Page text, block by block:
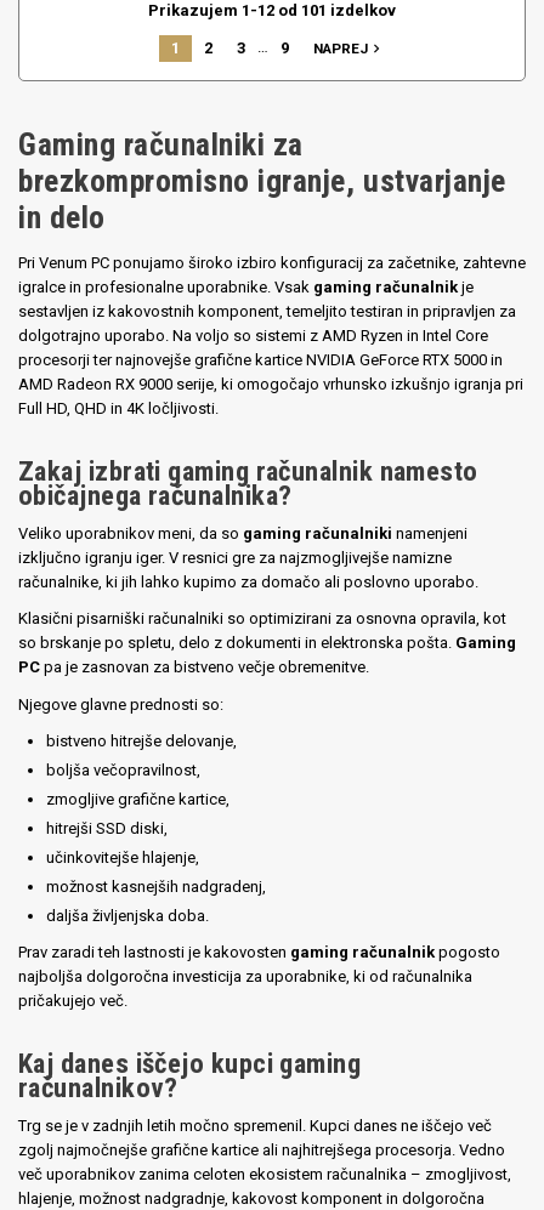
Prikazujem 1-12 od 101 izdelkov
1 2 3 … 9 NAPREJ navigate_next
Gaming računalniki za
brezkompromisno igranje, ustvarjanje
in delo
Pri Venum PC ponujamo široko izbiro konfiguracij za začetnike, zahtevne
igralce in profesionalne uporabnike. Vsak gaming računalnik je
sestavljen iz kakovostnih komponent, temeljito testiran in pripravljen za
dolgotrajno uporabo. Na voljo so sistemi z AMD Ryzen in Intel Core
procesorji ter najnovejše grafične kartice NVIDIA GeForce RTX 5000 in
AMD Radeon RX 9000 serije, ki omogočajo vrhunsko izkušnjo igranja pri
Full HD, QHD in 4K ločljivosti.
Zakaj izbrati gaming računalnik namesto
običajnega računalnika?
Veliko uporabnikov meni, da so gaming računalniki namenjeni
izključno igranju iger. V resnici gre za najzmogljivejše namizne
računalnike, ki jih lahko kupimo za domačo ali poslovno uporabo.
Klasični pisarniški računalniki so optimizirani za osnovna opravila, kot
so brskanje po spletu, delo z dokumenti in elektronska pošta. Gaming
PC pa je zasnovan za bistveno večje obremenitve.
Njegove glavne prednosti so:
bistveno hitrejše delovanje,
boljša večopravilnost,
zmogljive grafične kartice,
hitrejši SSD diski,
učinkovitejše hlajenje,
možnost kasnejših nadgradenj,
daljša življenjska doba.
Prav zaradi teh lastnosti je kakovosten gaming računalnik pogosto
najboljša dolgoročna investicija za uporabnike, ki od računalnika
pričakujejo več.
Kaj danes iščejo kupci gaming
računalnikov?
Trg se je v zadnjih letih močno spremenil. Kupci danes ne iščejo več
zgolj najmočnejše grafične kartice ali najhitrejšega procesorja. Vedno
več uporabnikov zanima celoten ekosistem računalnika – zmogljivost,
hlajenje, možnost nadgradnje, kakovost komponent in dolgoročna